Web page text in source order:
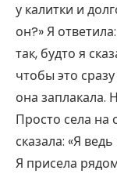
у калитки и
он?» Я
так, будто я
чтобы это
она заплакала.
Просто села на
сказала: «Я
Я присела